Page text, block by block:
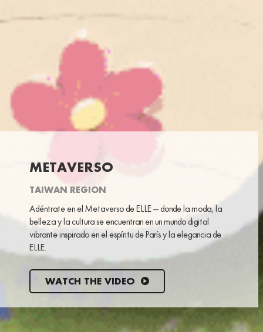
METAVERSO
TAIWAN REGION
Adéntrate en el Metaverso de ELLE — donde la moda, la
belleza y la cultura se encuentran en un mundo digital
vibrante inspirado en el espíritu de París y la elegancia de
ELLE.
WATCH THE VIDEO